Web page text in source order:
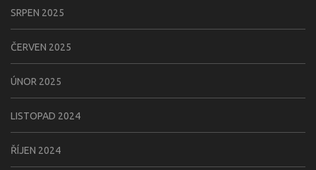
SRPEN 2025
ČERVEN 2025
ÚNOR 2025
LISTOPAD 2024
ŘÍJEN 2024